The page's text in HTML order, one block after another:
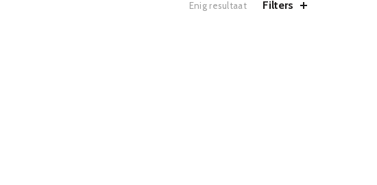
Enig resultaat Filters